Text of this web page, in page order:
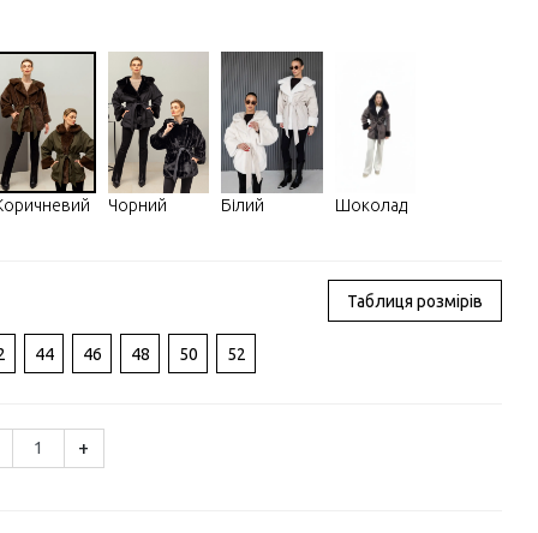
Чорний Білий Шоколад
Таблиця розмірів
44 46 48 50 52
+